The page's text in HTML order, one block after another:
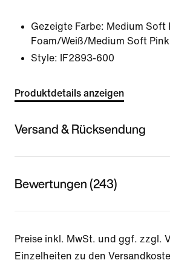
Gezeigte Farbe: Medium Soft
Foam/Weiß/Medium Soft Pink
Style:
IF2893-600
Produktdetails anzeigen
Versand & Rücksendung
Bewertungen (243)
Preise inkl. MwSt. und ggf. zzgl.
Einzelheiten zu den